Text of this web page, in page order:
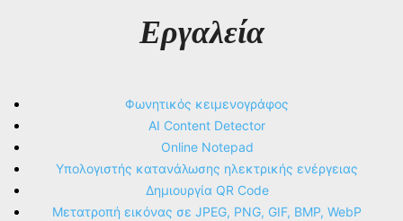
Εργαλεία
Φωνητικός κειμενογράφος
AI Content Detector
Online Notepad
Υπολογιστής κατανάλωσης ηλεκτρικής ενέργειας
Δημιουργία QR Code
Μετατροπή εικόνας σε JPEG, PNG, GIF, BMP, WebP